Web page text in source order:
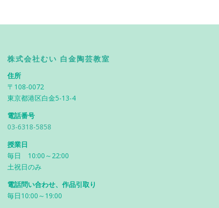
株式会社むい 白金陶芸教室
住所
〒108-0072
東京都港区白金5-13-4
電話番号
03-6318-5858
授業日
毎日 10:00～22:00
土祝日のみ
電話問い合わせ、作品引取り
毎日10:00～19:00